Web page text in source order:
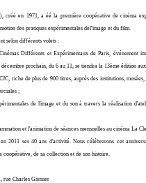
créé en 1971, a éé la première coopérative de cinéma
des pratiques expérimentales del''image et du film.
selon différents volets :
Différents et Expérimentaux de Paris, événement
prochain, du 6 au 11, se tiendra la 13ème édition
riche de plus de 900 titres, auprès des institutions,
;
de l'image et du son à travers la réalisation
et l'animation de séances mensuelles au cinéma La
2011 ses 40 ans d'activité. Nous célébrerons cet
coopérative, de sa collection et de son histoire.
rue Charles Garnier